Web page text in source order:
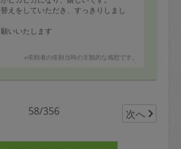
えをしていただき、すっきりしまし
いいたします
※依頼者の依頼当時の主観的な感想です。
58/356 次へ